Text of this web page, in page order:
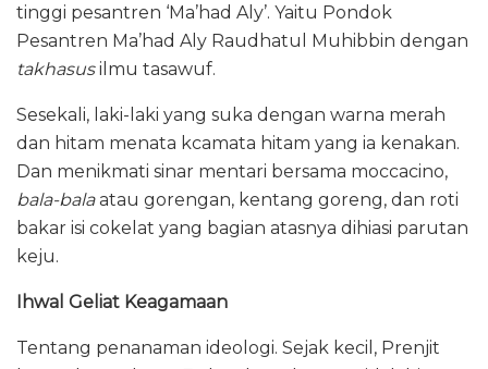
tinggi pesantren ‘Ma’had Aly’. Yaitu Pondok
Pesantren Ma’had Aly Raudhatul Muhibbin dengan
takhasusilmu tasawuf.
Sesekali, laki-laki yang suka dengan warna merah
dan hitam menata kcamata hitam yang ia kenakan.
Dan menikmati sinar mentari bersama moccacino,
bala-balaatau gorengan, kentang goreng, dan roti
bakar isi cokelat yang bagian atasnya dihiasi parutan
keju.
Ihwal Geliat Keagamaan
Tentang penanaman ideologi. Sejak kecil, Prenjit